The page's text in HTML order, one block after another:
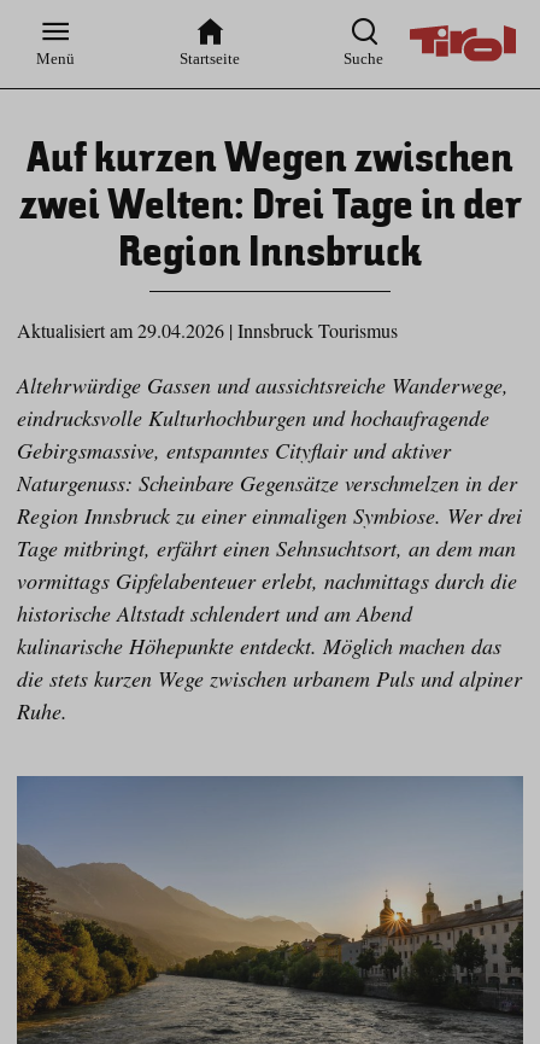
Hauptnavigation
Inhaltsbereich
Menü Startseite Suche
Auf kurzen Wegen zwischen
zwei Welten: Drei Tage in der
Region Innsbruck
Aktualisiert am 29.04.2026 | Innsbruck Tourismus
Altehrwürdige Gassen und aussichtsreiche Wanderwege,
eindrucksvolle Kulturhochburgen und hochaufragende
Gebirgsmassive, entspanntes Cityflair und aktiver
Naturgenuss: Scheinbare Gegensätze verschmelzen in der
Region Innsbruck zu einer einmaligen Symbiose. Wer drei
Tage mitbringt, erfährt einen Sehnsuchtsort, an dem man
vormittags Gipfelabenteuer erlebt, nachmittags durch die
historische Altstadt schlendert und am Abend
kulinarische Höhepunkte entdeckt. Möglich machen das
die stets kurzen Wege zwischen urbanem Puls und alpiner
Ruhe.